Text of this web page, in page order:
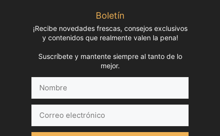
Boletín
¡Recibe novedades frescas, consejos exclusivos
y contenidos que realmente valen la pena!
Suscríbete y mantente siempre al tanto de lo
mejor.
electrónico